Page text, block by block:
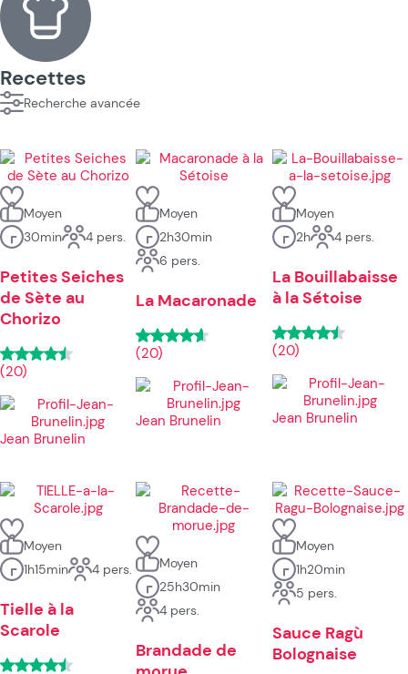
Recettes
Recherche avancée
Moyen
30min
4 pers.
Petites Seiches
de Sète au
Chorizo
(20)
Jean Brunelin
Moyen
2h30min
6 pers.
La Macaronade
(20)
Jean Brunelin
Moyen
2h
4 pers.
La Bouillabaisse
à la Sétoise
(20)
Jean Brunelin
Moyen
1h15min
4 pers.
Tielle à la
Scarole
Moyen
25h30min
4 pers.
Brandade de
Moyen
1h20min
5 pers.
Sauce Ragù
Bolognaise